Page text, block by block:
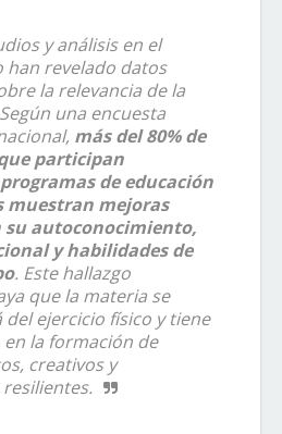
y análisis en el
revelado datos
la relevancia de la
una encuesta
más del 80% de
participan
de educación
muestran mejoras
autoconocimiento,
y habilidades de
. Este hallazgo
que la materia se
del ejercicio físico y tiene
la formación de
creativos y